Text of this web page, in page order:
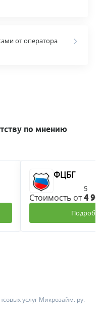
от оператора
по мнению
ФЦБГ
5
Стоимость от4
услуг Микрозайм. ру.